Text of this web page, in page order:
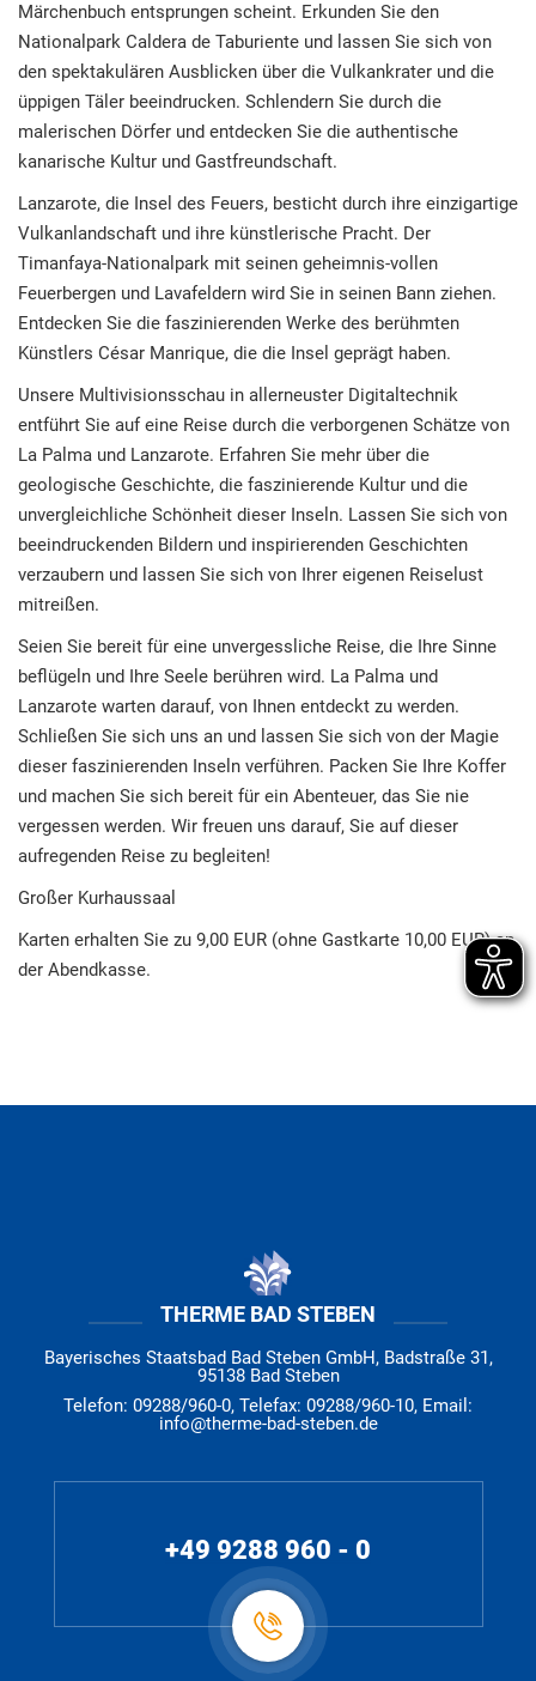
Märchenbuch entsprungen scheint. Erkunden Sie den
Nationalpark Caldera de Taburiente und lassen Sie sich von
den spektakulären Ausblicken über die Vulkankrater und die
üppigen Täler beeindrucken. Schlendern Sie durch die
malerischen Dörfer und entdecken Sie die authentische
kanarische Kultur und Gastfreundschaft.
Lanzarote, die Insel des Feuers, besticht durch ihre einzigartige
Vulkanlandschaft und ihre künstlerische Pracht. Der
Timanfaya-Nationalpark mit seinen geheimnis-vollen
Feuerbergen und Lavafeldern wird Sie in seinen Bann ziehen.
Entdecken Sie die faszinierenden Werke des berühmten
Künstlers César Manrique, die die Insel geprägt haben.
Unsere Multivisionsschau in allerneuster Digitaltechnik
entführt Sie auf eine Reise durch die verborgenen Schätze von
La Palma und Lanzarote. Erfahren Sie mehr über die
geologische Geschichte, die faszinierende Kultur und die
unvergleichliche Schönheit dieser Inseln. Lassen Sie sich von
beeindruckenden Bildern und inspirierenden Geschichten
verzaubern und lassen Sie sich von Ihrer eigenen Reiselust
mitreißen.
Seien Sie bereit für eine unvergessliche Reise, die Ihre Sinne
beflügeln und Ihre Seele berühren wird. La Palma und
Lanzarote warten darauf, von Ihnen entdeckt zu werden.
Schließen Sie sich uns an und lassen Sie sich von der Magie
dieser faszinierenden Inseln verführen. Packen Sie Ihre Koffer
und machen Sie sich bereit für ein Abenteuer, das Sie nie
vergessen werden. Wir freuen uns darauf, Sie auf dieser
aufregenden Reise zu begleiten!
Großer Kurhaussaal
Karten erhalten Sie zu 9,00 EUR (ohne Gastkarte 10,00 EUR) an
der Abendkasse.
THERME BAD STEBEN
Bayerisches Staatsbad Bad Steben GmbH, Badstraße 31,
95138 Bad Steben
Telefon: 09288/960-0, Telefax: 09288/960-10, Email:
info@therme-bad-steben.de
+49 9288 960 - 0